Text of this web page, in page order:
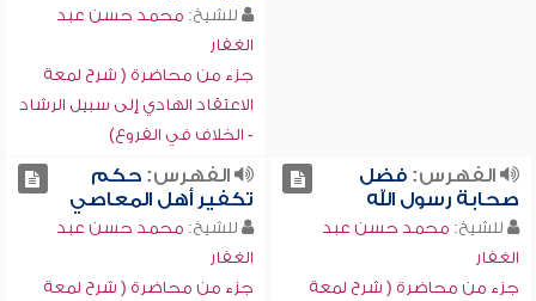
للشيخ: محمد حسن عبد
الغفار
جزء من محاضرة ( شرح لمعة
الاعتقاد الهادي إلى سبيل الرشاد
- الخلاف في الفروع)
الفهرس:فضل
صحابة رسول الله
للشيخ: محمد حسن عبد
الغفار
جزء من محاضرة ( شرح لمعة
الفهرس:حكم
تكفير أهل المعاصي
للشيخ: محمد حسن عبد
الغفار
جزء من محاضرة ( شرح لمعة